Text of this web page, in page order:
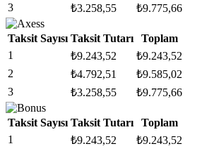
3
₺3.258,55 ₺9.775,66
Taksit Sayısı Taksit Tutarı
Toplam
1
₺9.243,52 ₺9.243,52
2
₺4.792,51 ₺9.585,02
3
₺3.258,55 ₺9.775,66
Taksit Sayısı Taksit Tutarı
Toplam
1
₺9.243,52 ₺9.243,52